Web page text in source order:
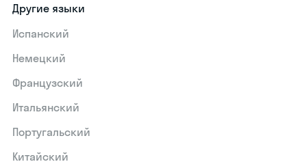
Другие языки
Испанский
Немецкий
Французский
Итальянский
Португальский
Китайский